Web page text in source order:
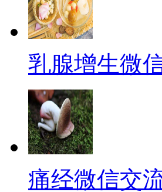
乳腺增生微
痛经微信交